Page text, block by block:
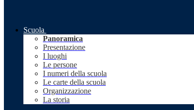
Scuola
Panoramica
Presentazione
I luoghi
Le persone
I numeri della scuola
Le carte della scuola
Organizzazione
La storia